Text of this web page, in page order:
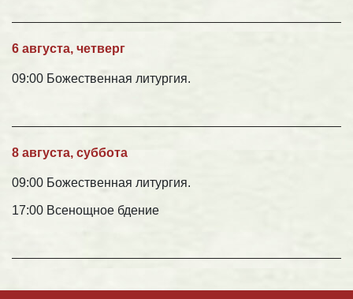
6 августа, четверг
09:00 Божественная литургия.
8 августа, суббота
09:00 Божественная литургия.
17:00 Всенощное бдение